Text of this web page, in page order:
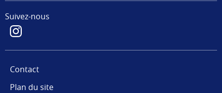
Suivez-nous
Contact
Plan du site